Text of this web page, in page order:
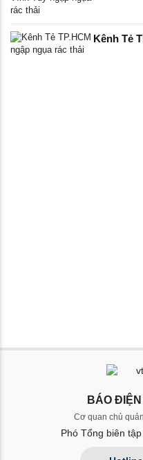
Kênh Tẻ
BÁO
Cơ quan chủ
Phó Tổng biên